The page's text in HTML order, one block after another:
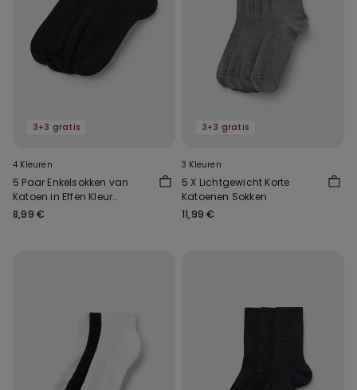
3+3 gratis
4 Kleuren
5 Paar Enkelsokken van
Katoen in Effen Kleur
Uniseks
8,99 €
3+3 gratis
3 Kleuren
5 X Lichtgewicht Korte
Katoenen Sokken
11,99 €